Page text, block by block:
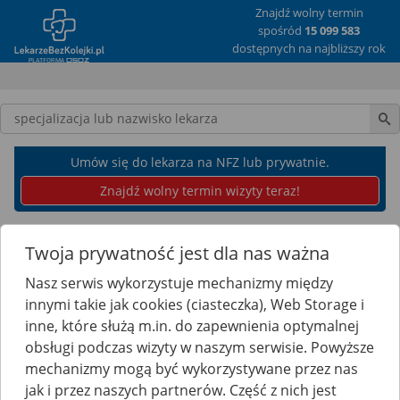
Znajdź wolny termin
spośród 15 099 583
dostępnych na najbliższy rok
Wpisz nazwę lekarza
Umów się do lekarza na NFZ lub prywatnie.
Znajdź wolny termin wizyty teraz!
Torbiel włosowa - przyczyny, objawy, leczenie
Twoja prywatność jest dla nas ważna
Nasz serwis wykorzystuje mechanizmy między
innymi takie jak cookies (ciasteczka), Web Storage i
inne, które służą m.in. do zapewnienia optymalnej
obsługi podczas wizyty w naszym serwisie. Powyższe
mechanizmy mogą być wykorzystywane przez nas
jak i przez naszych partnerów. Część z nich jest